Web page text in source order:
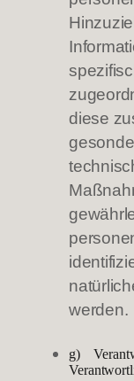
diese
werden.
g)